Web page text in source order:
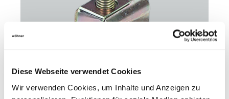
Diese Webseite verwendet Cookies
Wir verwenden Cookies, um Inhalte und Anzeigen zu